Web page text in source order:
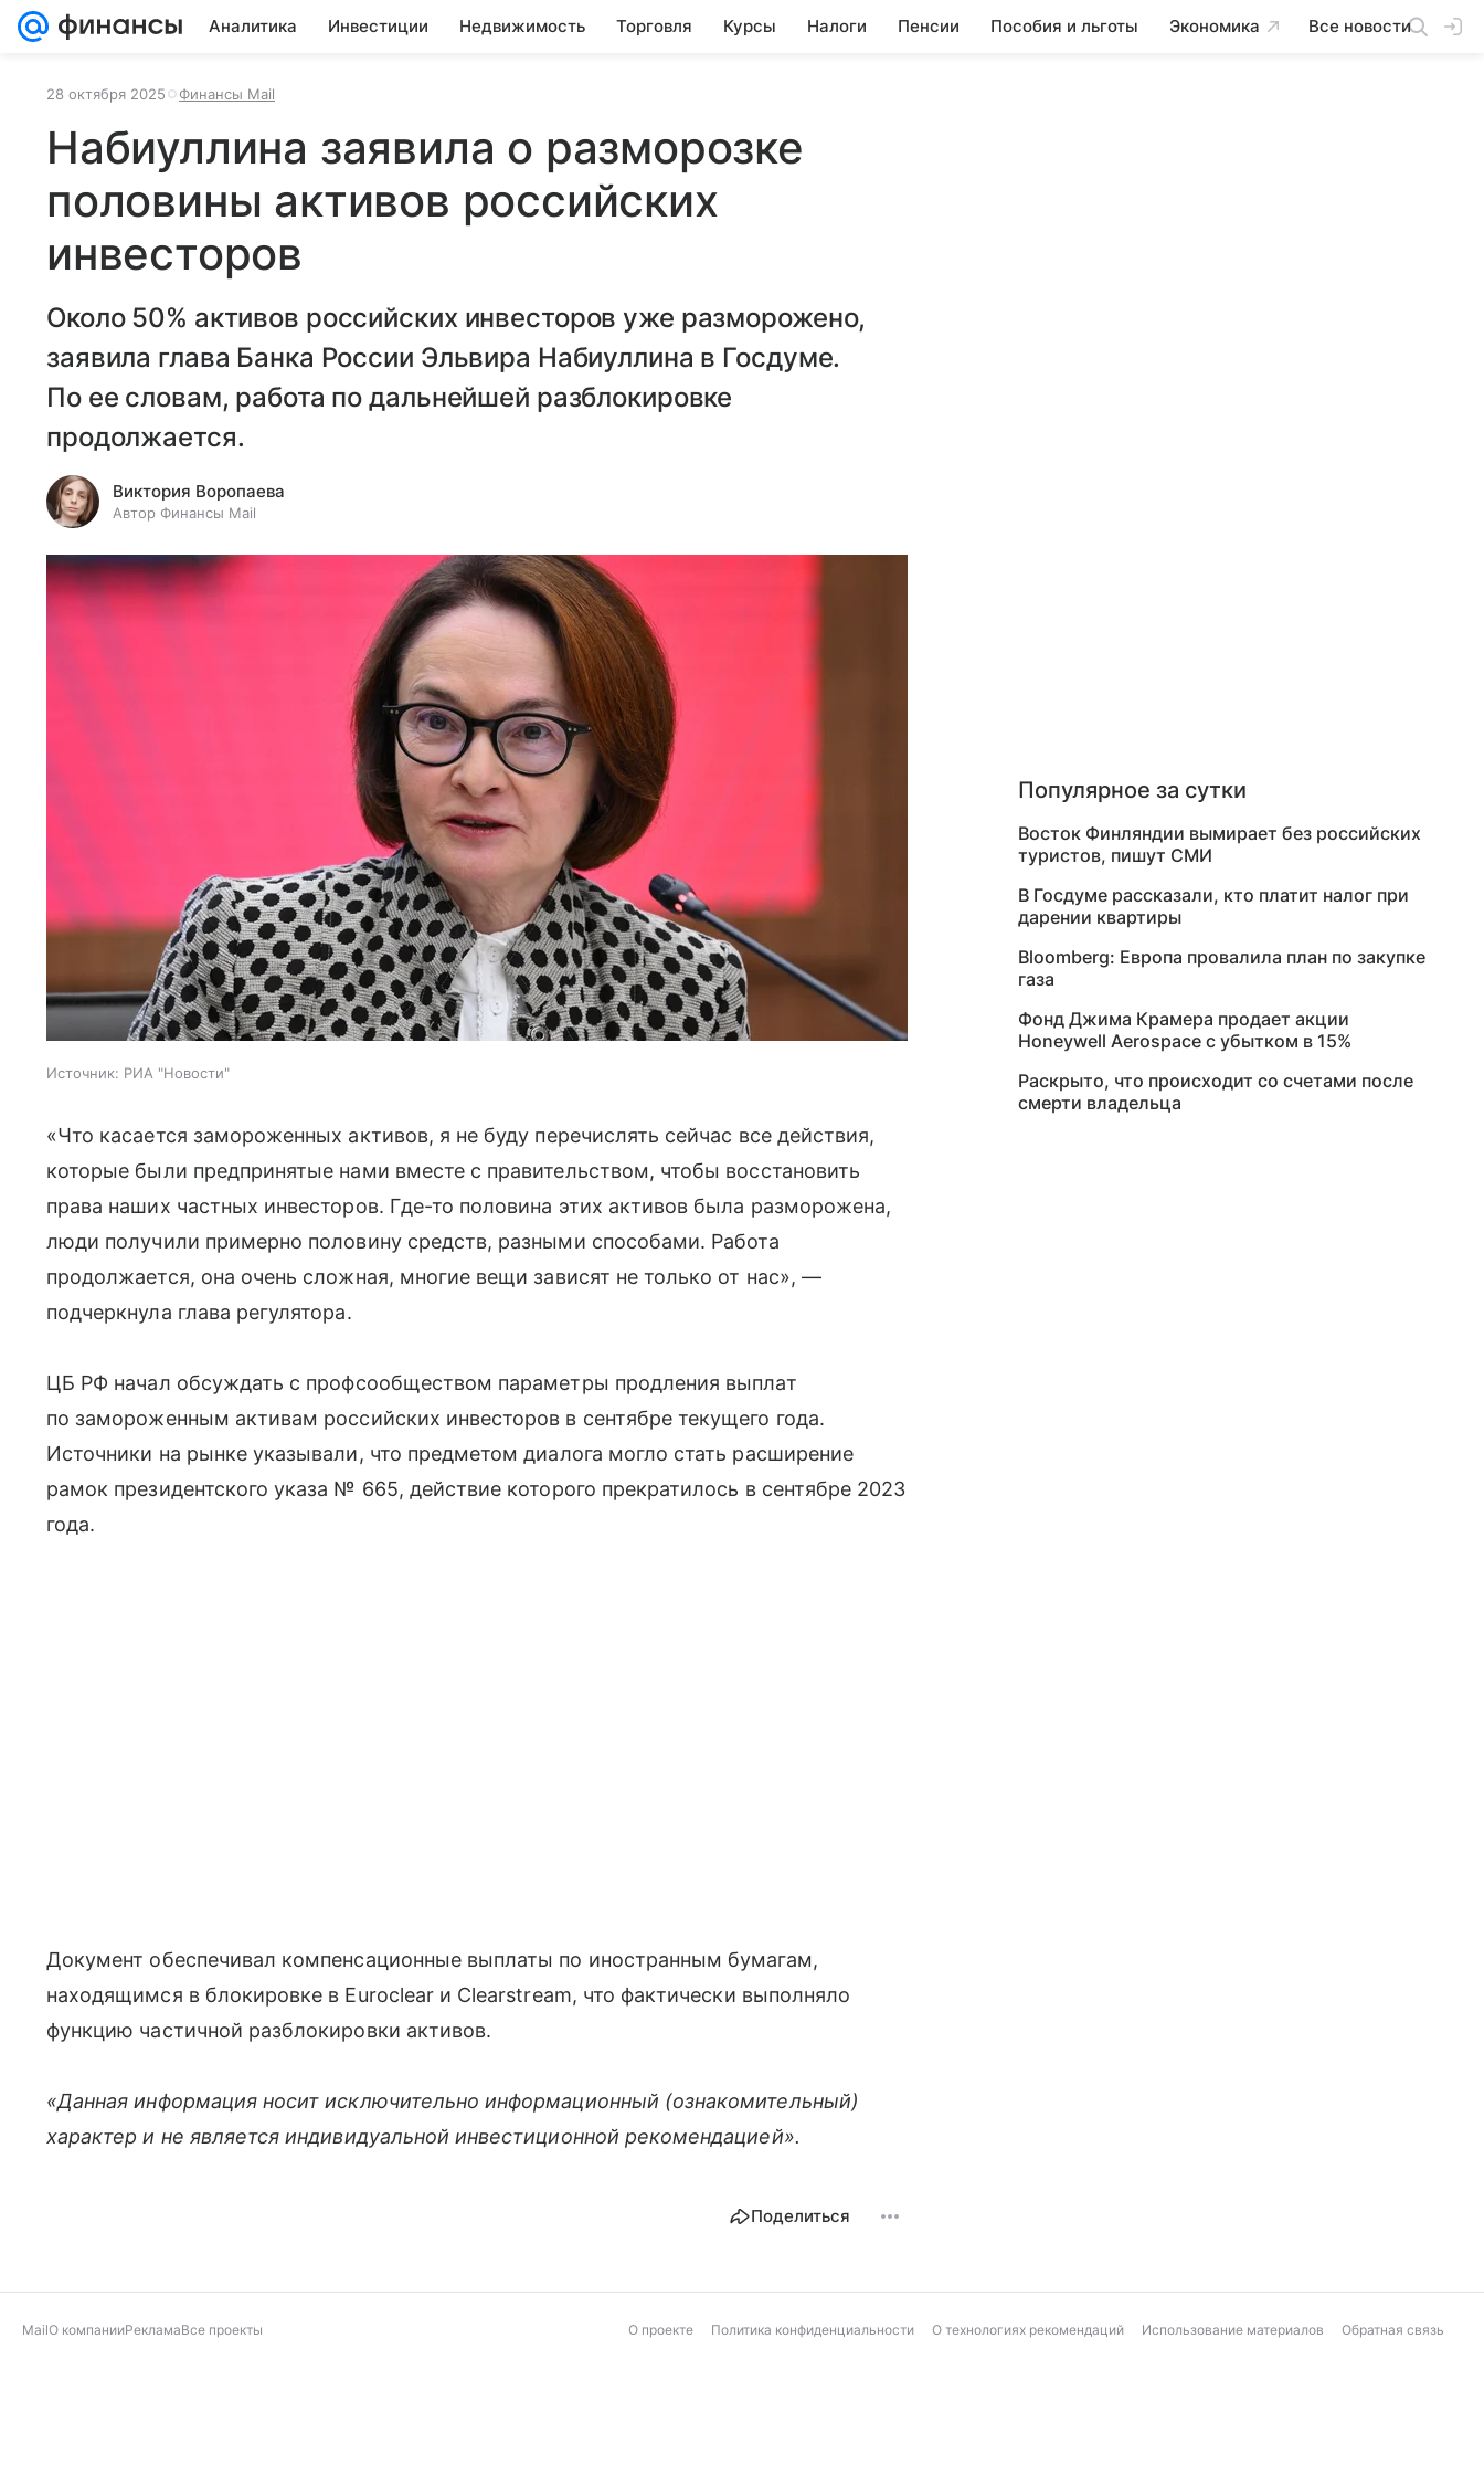
Аналитика Инвестиции Недвижимость Торговля Курсы Налоги Пенсии Пособия и льготы Экономика Все новости
28 октября 2025 Финансы Mail
Набиуллина заявила о разморозке
половины активов российских
инвесторов
Около 50% активов российских инвесторов уже разморожено,
заявила глава Банка России Эльвира Набиуллина в Госдуме.
По ее словам, работа по дальнейшей разблокировке
продолжается.
Виктория Воропаева
Автор Финансы Mail
Источник: РИА "Новости"
«Что касается замороженных активов, я не буду перечислять сейчас все действия,
которые были предпринятые нами вместе с правительством, чтобы восстановить
права наших частных инвесторов. Где-то половина этих активов была разморожена,
люди получили примерно половину средств, разными способами. Работа
продолжается, она очень сложная, многие вещи зависят не только от нас», —
подчеркнула глава регулятора.
ЦБ РФ начал обсуждать с профсообществом параметры продления выплат
по замороженным активам российских инвесторов в сентябре текущего года.
Источники на рынке указывали, что предметом диалога могло стать расширение
рамок президентского указа № 665, действие которого прекратилось в сентябре 2023
года.
Документ обеспечивал компенсационные выплаты по иностранным бумагам,
находящимся в блокировке в Euroclear и Clearstream, что фактически выполняло
функцию частичной разблокировки активов.
«Данная информация носит исключительно информационный (ознакомительный)
характер и не является индивидуальной инвестиционной рекомендацией».
Поделиться
Популярное за сутки
Восток Финляндии вымирает без российских
туристов, пишут СМИ
В Госдуме рассказали, кто платит налог при
дарении квартиры
Bloomberg: Европа провалила план по закупке
газа
Фонд Джима Крамера продает акции
Honeywell Aerospace с убытком в 15%
Раскрыто, что происходит со счетами после
смерти владельца
MailО компанииРекламаВсе проекты О проекте Политика конфиденциальности О технологиях рекомендаций Использование материалов Обратная связь